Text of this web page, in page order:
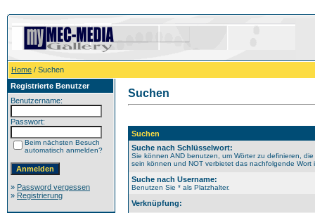
Home / Suchen
Registrierte Benutzer
Benutzername:
Passwort:
Beim nächsten Besuch
automatisch anmelden?
» Password vergessen
» Registrierung
Suchen
Suchen
Suche nach Schlüsselwort:
Sie können AND benutzen, um Wörter zu definieren,
sein können und NOT verbietet das nachfolgende Wort
Suche nach Username:
Benutzen Sie * als Platzhalter.
Verknüpfung: